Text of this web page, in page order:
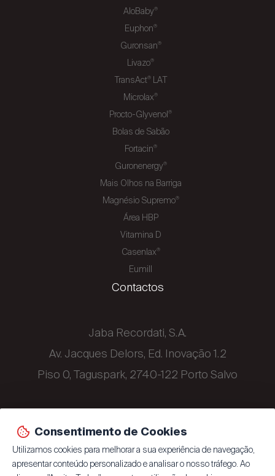
AloBaby®
Euphon®
Guronsan®
Livazo®
TransAct®LAT
Microlax®
Procto-Glyvenol®
Bolas de Sabão
Fortacin®
Guronenergy®
Mais Olhos na Barriga
Magnésio Supremo®
Área HBP
Vitamina D
Casenlax®
Eumill
Contactos
Jaba Recordati, S.A.
Av. Jacques Delors, Ed. Inovação 1.2
Piso 0, Taguspark, 2740-122 Porto Salvo
Consentimento de Cookies
Utilizamos cookies para melhorar a sua experiência de navegação,
apresentar conteúdo personalizado e analisar o nosso tráfego. Ao